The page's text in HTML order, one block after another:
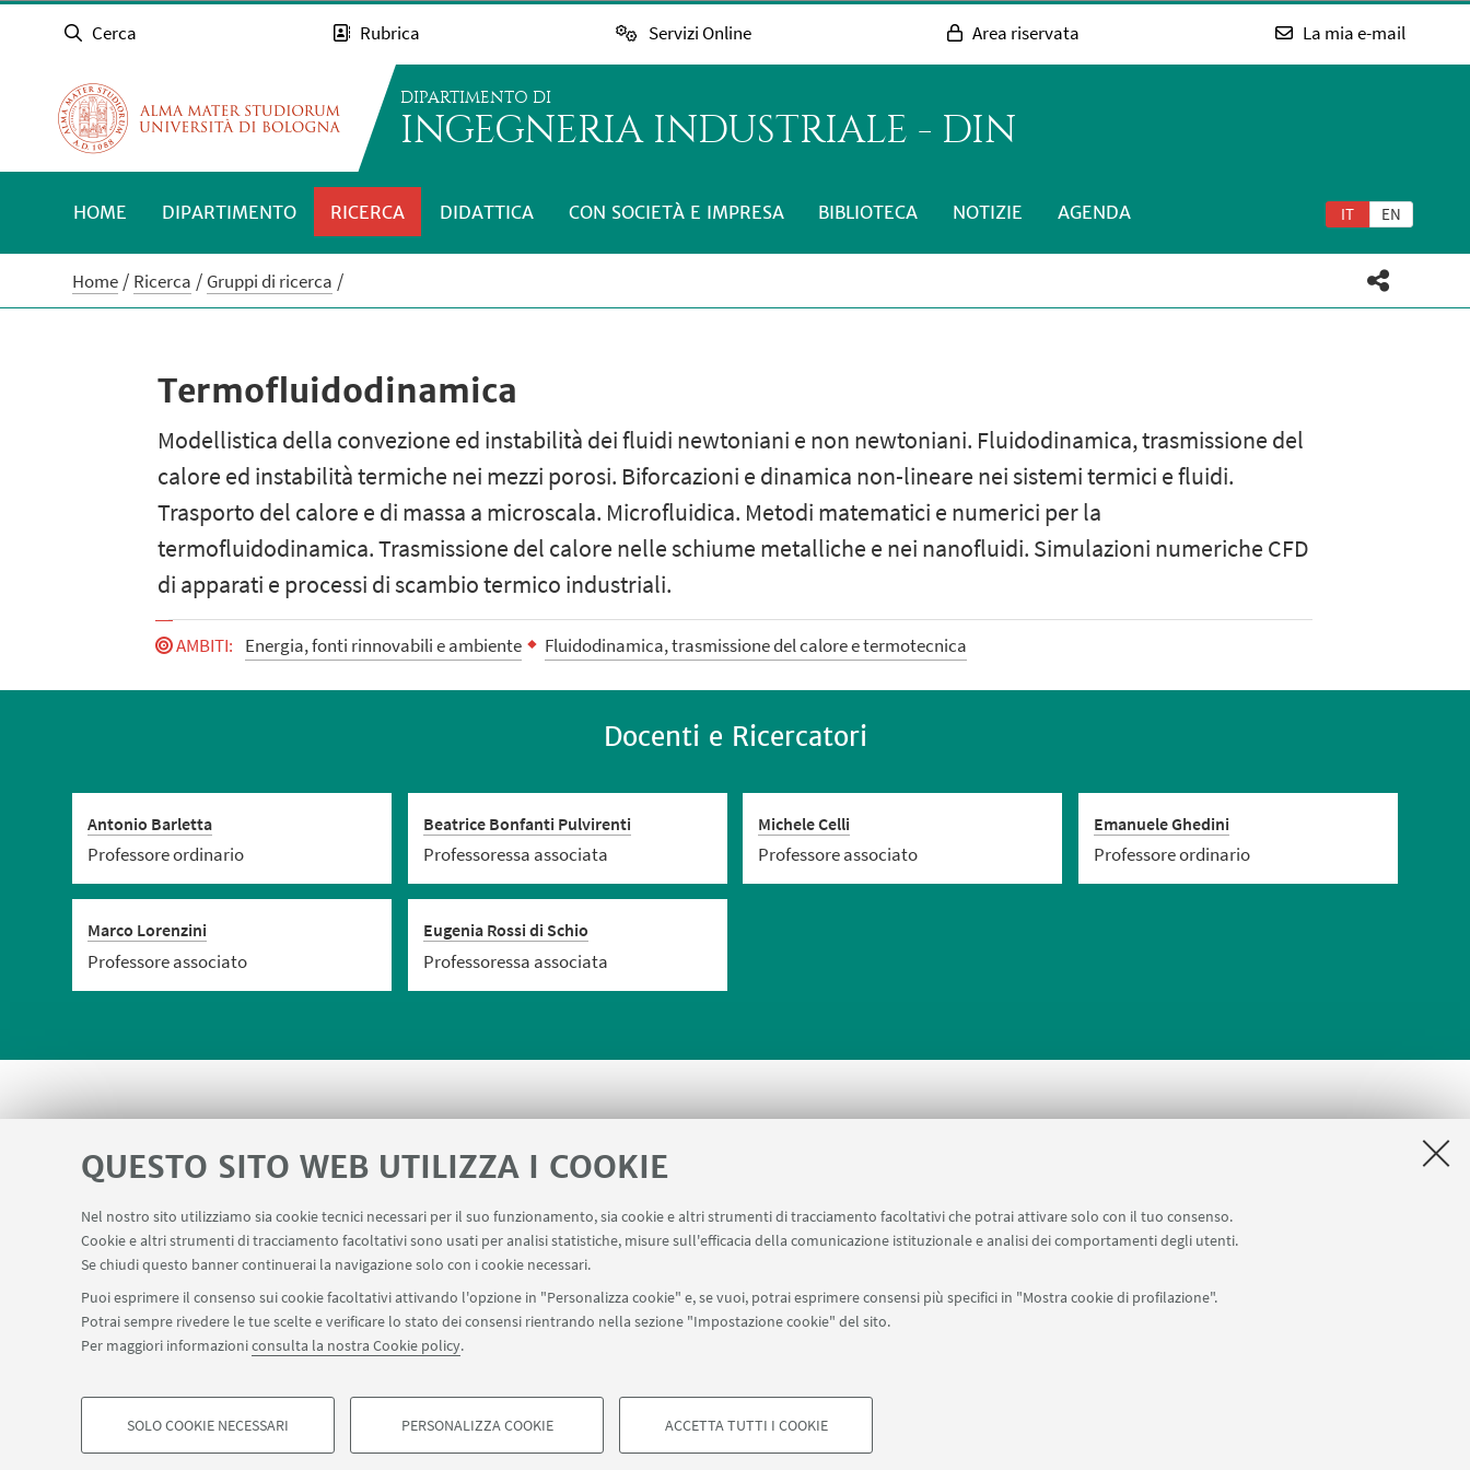
QUESTO SITO WEB UTILIZZA I COOKIE
Nel nostro sito utilizziamo sia cookie tecnici necessari per il suo funzionamento, sia cookie e altri strumenti di tracciamento facoltativi che potrai attivare solo con il tuo consenso.
Cookie e altri strumenti di tracciamento facoltativi sono usati per analisi statistiche, misure sull'efficacia della comunicazione istituzionale e analisi dei comportamenti degli utenti.
Se chiudi questo banner continuerai la navigazione solo con i cookie necessari.
Puoi esprimere il consenso sui cookie facoltativi attivando l'opzione in "Personalizza cookie" e, se vuoi, potrai esprimere consensi più specifici in "Mostra cookie di profilazione".
Potrai sempre rivedere le tue scelte e verificare lo stato dei consensi rientrando nella sezione "Impostazione cookie" del sito.
Per maggiori informazioniconsulta la nostra Cookie policy.
COOKIE DI PROFILAZIONE - FACOLTATIVI COOKIE TECNICI - NECESSARI
SOLO COOKIE NECESSARI PERSONALIZZA COOKIE ACCETTA TUTTI I COOKIE
Cerca Rubrica Servizi Online Area riservata La mia e-mail
DIPARTIMENTO DI
INGEGNERIA INDUSTRIALE - DIN
IT EN
HOME DIPARTIMENTO RICERCA DIDATTICA CON SOCIETÀ E IMPRESA BIBLIOTECA NOTIZIE AGENDA
Home Ricerca Gruppi di ricerca
Termofluidodinamica
Modellistica della convezione ed instabilità dei fluidi newtoniani e non newtoniani. Fluidodinamica, trasmissione del
calore ed instabilità termiche nei mezzi porosi. Biforcazioni e dinamica non-lineare nei sistemi termici e fluidi.
Trasporto del calore e di massa a microscala. Microfluidica. Metodi matematici e numerici per la
termofluidodinamica. Trasmissione del calore nelle schiume metalliche e nei nanofluidi. Simulazioni numeriche CFD
di apparati e processi di scambio termico industriali.
AMBITI: Energia, fonti rinnovabili e ambiente Fluidodinamica, trasmissione del calore e termotecnica
Docenti e Ricercatori
Antonio Barletta
Professore ordinario
Beatrice Bonfanti Pulvirenti
Professoressa associata
Michele Celli
Professore associato
Emanuele Ghedini
Professore ordinario
Marco Lorenzini
Professore associato
Eugenia Rossi di Schio
Professoressa associata
LINK UTILI Area riservata Prenotazione auto e sale DIN Prenotazione auto UNIBO Prenotazione auto Ingegneria
SEGUI UNIBO SU:
©Copyright 2026 - ALMA MATER STUDIORUM - Università di Bologna - Via Zamboni, 33 - 40126 Bologna - PI: 01131710376 - CF: 80007010376
Note legali Informazioni sul sito e accessibilità Impostazioni Cookie